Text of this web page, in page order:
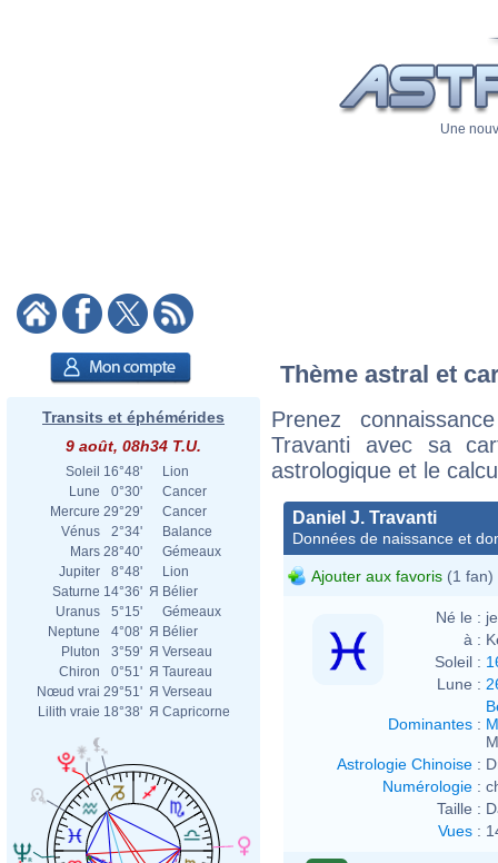
Une
Transits et éphémérides
9 août, 08h34 T.U.
Soleil 16°48'
Lion
Lune
0°30'
Cancer
Mercure 29°29'
Cancer
Vénus
2°34'
Balance
Mars 28°40'
Gémeaux
Jupiter
8°48'
Lion
Saturne 14°36' Я Bélier
Uranus
5°15'
Gémeaux
Neptune
4°08' Я Bélier
Pluton
3°59' Я Verseau
Chiron
0°51' Я Taureau
Nœud vrai 29°51' Я Verseau
Lilith vraie 18°38' Я Capricorne
Thème astral et
Prenez
Travanti avec sa
astrologique et le
Daniel J. Travanti
Données de naissance et
Ajouter aux favoris (1 fan)
Né le :
à :
Soleil :
Lune :
Dominantes :
Astrologie Chinoise :
Numérologie :
Taille :
Vues :